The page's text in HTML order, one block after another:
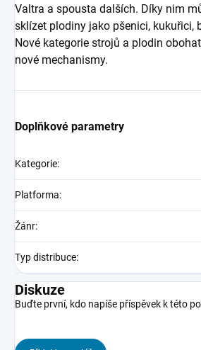
Valtra a spousta dalších. Díky nim
sklízet plodiny jako pšenici, kukuřici,
Nové kategorie strojů a plodin
nové mechanismy.
Doplňkové parametry
Kategorie:
Platforma:
Žánr:
Typ distribuce:
Diskuze
Buďte první, kdo napíše příspěvek k této